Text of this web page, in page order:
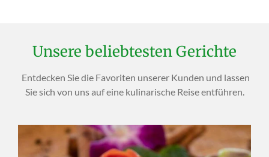
Unsere beliebtesten Gerichte
Entdecken Sie die Favoriten unserer Kunden und lassen
Sie sich von uns auf eine kulinarische Reise entführen.